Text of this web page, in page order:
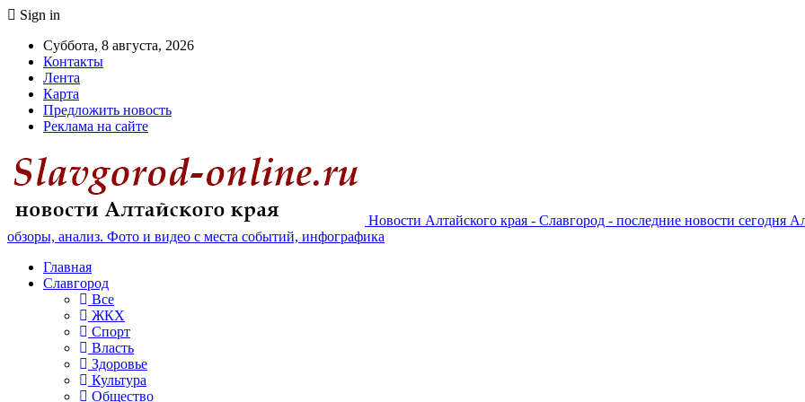
Sign in
Суббота, 8 августа, 2026
Контакты
Лента
Карта
Предложить новость
Реклама на сайте
Новости Алтайского края - Славгород - последние новости сегодня
обзоры, анализ. Фото и видео с места событий, инфографика
Главная
Славгород
Все
ЖКХ
Спорт
Власть
Здоровье
Культура
Общество